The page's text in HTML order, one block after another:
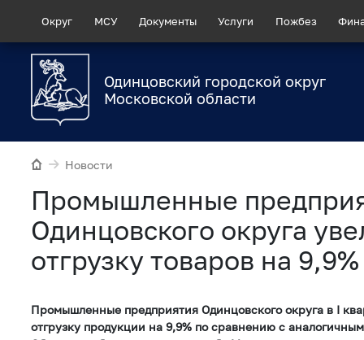
Округ МСУ Документы Услуги Пожбез
Одинцовский городской округ
Московской области
Новости
Промышленные
Одинцовского округа
отгрузку товаров на 9,9%
Промышленные предприятия Одинцовского округа в I
отгрузку продукции на 9,9% по сравнению с